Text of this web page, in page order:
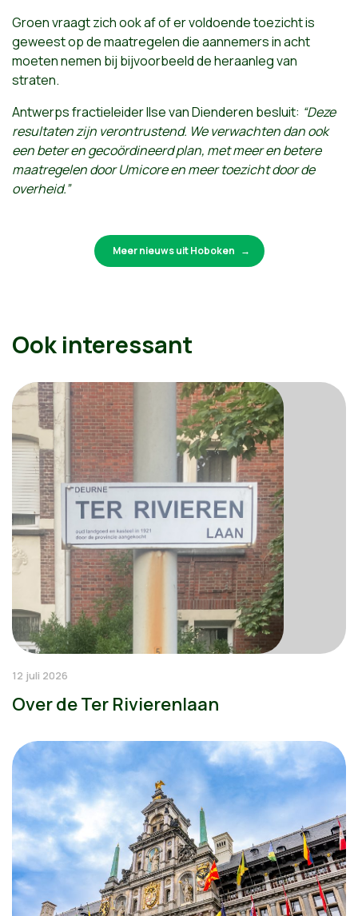
Groen vraagt zich ook af of er voldoende toezicht is
geweest op de maatregelen die aannemers in acht
moeten nemen bij bijvoorbeeld de heraanleg van
straten.
Antwerps fractieleider Ilse van Dienderen besluit: “Deze
resultaten zijn verontrustend. We verwachten dan ook
een beter en gecoördineerd plan, met meer en betere
maatregelen door Umicore en meer toezicht door de
overheid.”
Meer nieuws uit Hoboken
Ook interessant
12 juli 2026
Over de Ter Rivierenlaan